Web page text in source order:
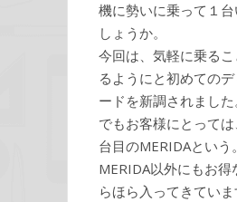
機に勢いに乗って１
しょうか。
今回は、気軽に乗るこ
るようにと初めてのデ
ードを新調されました
でもお客様にとって
台目のMERIDAという。
MERIDA以外にもお得
らほら入ってきていま